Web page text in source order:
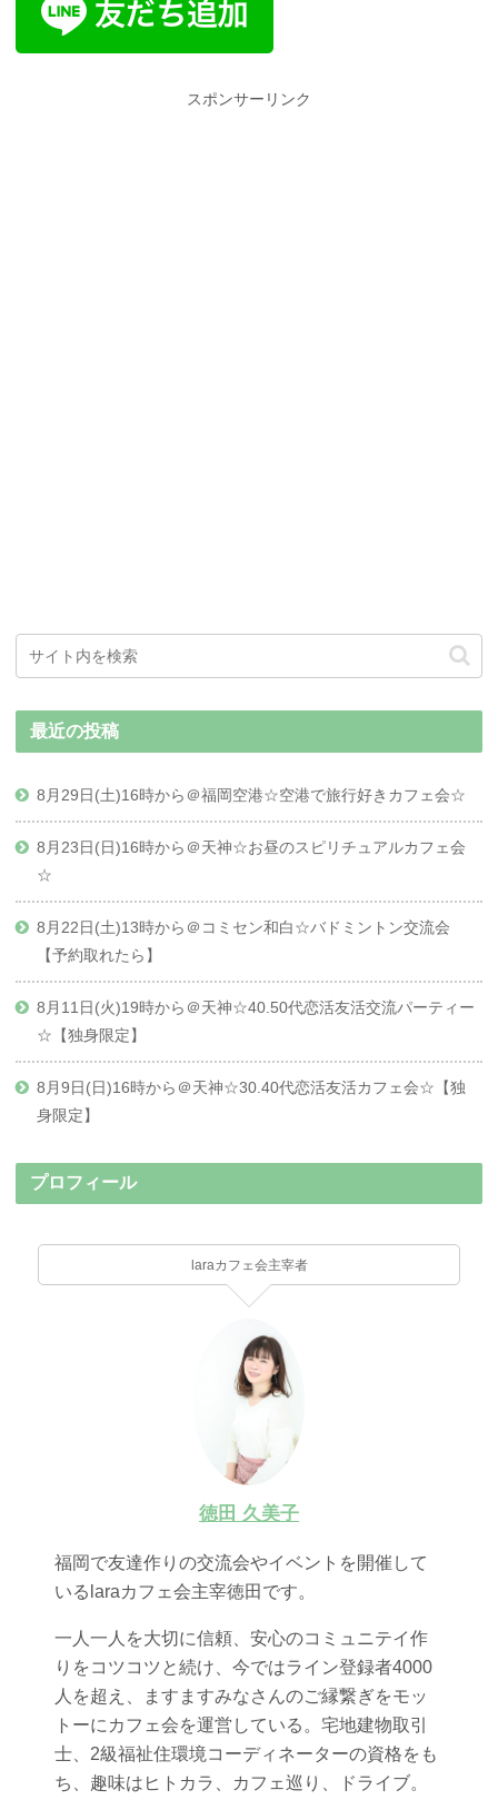
スポンサーリンク
最近の投稿
8月29日(土)16時から＠福岡空港☆空港で旅行好きカフェ会☆
8月23日(日)16時から＠天神☆お昼のスピリチュアルカフェ会
☆
8月22日(土)13時から＠コミセン和白☆バドミントン交流会
【予約取れたら】
8月11日(火)19時から＠天神☆40.50代恋活友活交流パーティー
☆【独身限定】
8月9日(日)16時から＠天神☆30.40代恋活友活カフェ会☆【独
身限定】
プロフィール
laraカフェ会主宰者
徳田 久美子
福岡で友達作りの交流会やイベントを開催して
いるlaraカフェ会主宰徳田です。
一人一人を大切に信頼、安心のコミュニテイ作
りをコツコツと続け、今ではライン登録者4000
人を超え、ますますみなさんのご縁繋ぎをモッ
トーにカフェ会を運営している。宅地建物取引
士、2級福祉住環境コーディネーターの資格をも
ち、趣味はヒトカラ、カフェ巡り、ドライブ。